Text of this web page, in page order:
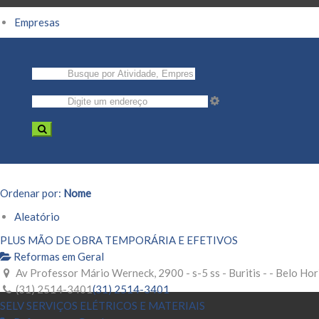
Empresas
Ordenar por: Nome
Aleatório
PLUS MÃO DE OBRA TEMPORÁRIA E EFETIVOS
Reformas em Geral
Av Professor Mário Werneck, 2900 - s-5 ss - Buritis - - Belo
(31) 2514-3401(31) 2514-3401
SELV SERVIÇOS ELÉTRICOS E MATERIAIS